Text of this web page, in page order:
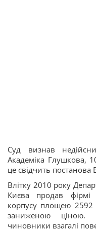
Суд визнав
Академіка Глушкова,
це свідчить постанова
Влітку 2010 року
Києва продав фірмі
корпусу площею 2592
заниженою
чиновники взагалі